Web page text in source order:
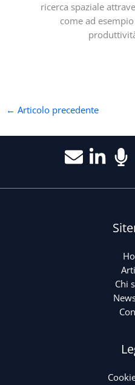
ricerca spaziale
come ad
← Articolo precedente
Chi